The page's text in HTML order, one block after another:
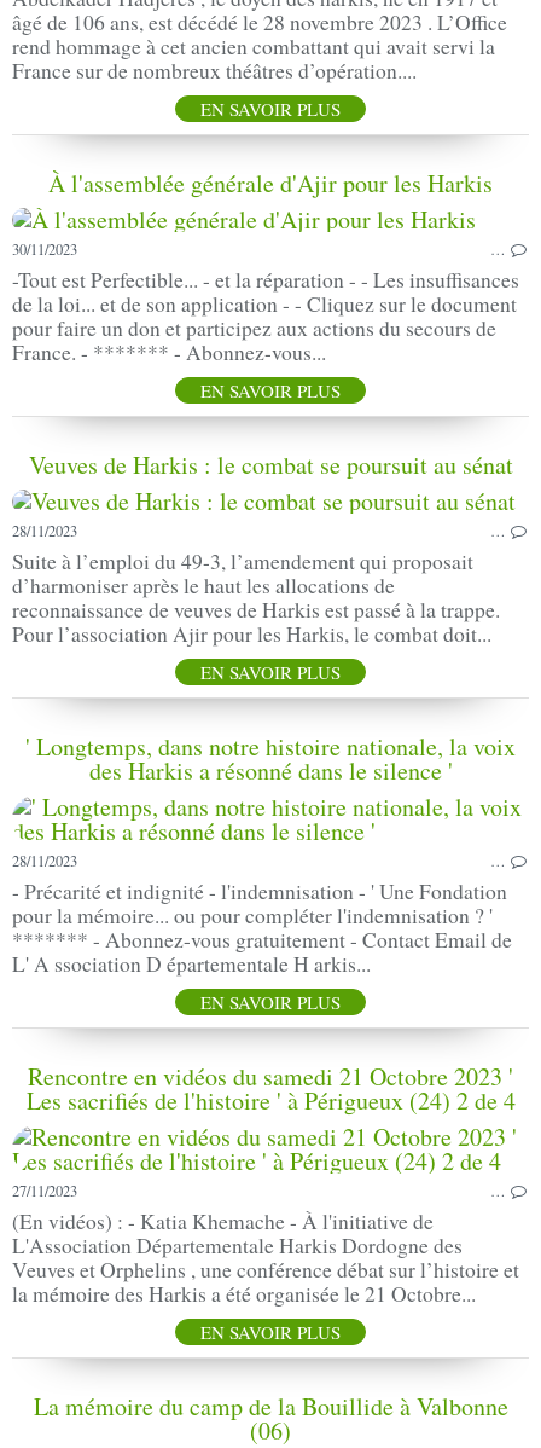
âgé de 106 ans, est décédé le 28 novembre 2023 . L’Office
rend hommage à cet ancien combattant qui avait servi la
France sur de nombreux théâtres d’opération....
EN SAVOIR PLUS
À l'assemblée générale d'Ajir pour les Harkis
30/11/2023 …
-Tout est Perfectible... - et la réparation - - Les insuffisances
de la loi... et de son application - - Cliquez sur le document
pour faire un don et participez aux actions du secours de
France. - ******* - Abonnez-vous...
EN SAVOIR PLUS
Veuves de Harkis : le combat se poursuit au sénat
28/11/2023 …
Suite à l’emploi du 49-3, l’amendement qui proposait
d’harmoniser après le haut les allocations de
reconnaissance de veuves de Harkis est passé à la trappe.
Pour l’association Ajir pour les Harkis, le combat doit...
EN SAVOIR PLUS
' Longtemps, dans notre histoire nationale, la voix
des Harkis a résonné dans le silence '
28/11/2023 …
- Précarité et indignité - l'indemnisation - ' Une Fondation
pour la mémoire... ou pour compléter l'indemnisation ? '
******* - Abonnez-vous gratuitement - Contact Email de
L' A ssociation D épartementale H arkis...
EN SAVOIR PLUS
Rencontre en vidéos du samedi 21 Octobre 2023 '
Les sacrifiés de l'histoire ' à Périgueux (24) 2 de 4
27/11/2023 …
(En vidéos) : - Katia Khemache - À l'initiative de
L'Association Départementale Harkis Dordogne des
Veuves et Orphelins , une conférence débat sur l’histoire et
la mémoire des Harkis a été organisée le 21 Octobre...
EN SAVOIR PLUS
La mémoire du camp de la Bouillide à Valbonne
(06)